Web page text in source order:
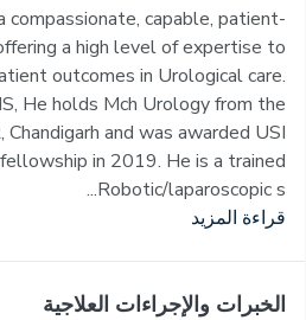
compassionate, capable, patient-
a high level of expertise to
outcomes in Urological care.
He holds Mch Urology from the
and was awarded USI
in 2019. He is a trained
Robotic/laparoscopic s...
قراءة المزيد
الخبرات والإجراءات العلاجية